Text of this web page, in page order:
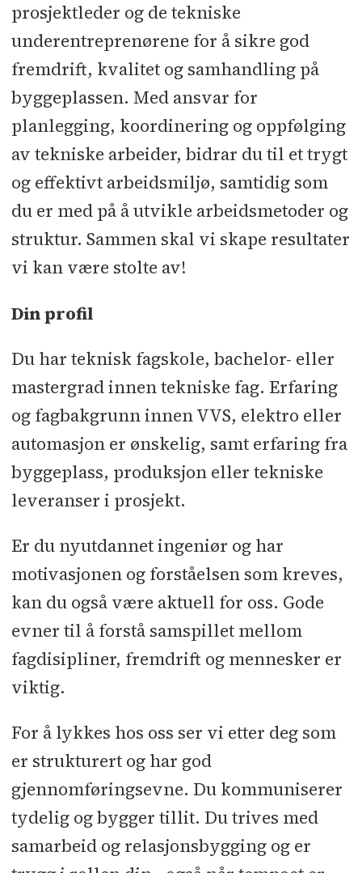
prosjektleder og de tekniske
underentreprenørene for å sikre god
fremdrift, kvalitet og samhandling på
byggeplassen. Med ansvar for
planlegging, koordinering og oppfølging
av tekniske arbeider, bidrar du til et trygt
og effektivt arbeidsmiljø, samtidig som
du er med på å utvikle arbeidsmetoder og
struktur. Sammen skal vi skape resultater
vi kan være stolte av!
Din profil
Du har teknisk fagskole, bachelor- eller
mastergrad innen tekniske fag. Erfaring
og fagbakgrunn innen VVS, elektro eller
automasjon er ønskelig, samt erfaring fra
byggeplass, produksjon eller tekniske
leveranser i prosjekt.
Er du nyutdannet ingeniør og har
motivasjonen og forståelsen som kreves,
kan du også være aktuell for oss. Gode
evner til å forstå samspillet mellom
fagdisipliner, fremdrift og mennesker er
viktig.
For å lykkes hos oss ser vi etter deg som
er strukturert og har god
gjennomføringsevne. Du kommuniserer
tydelig og bygger tillit. Du trives med
samarbeid og relasjonsbygging og er